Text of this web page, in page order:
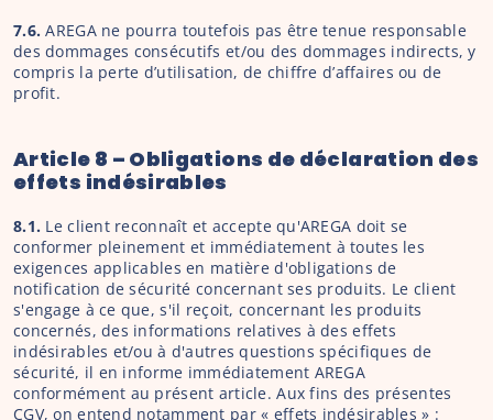
7.6. AREGA ne pourra toutefois pas être tenue responsable
des dommages consécutifs et/ou des dommages indirects, y
compris la perte d’utilisation, de chiffre d’affaires ou de
profit.
Article 8 – Obligations de déclaration des
effets indésirables
8.1. Le client reconnaît et accepte qu'AREGA doit se
conformer pleinement et immédiatement à toutes les
exigences applicables en matière d'obligations de
notification de sécurité concernant ses produits. Le client
s'engage à ce que, s'il reçoit, concernant les produits
concernés, des informations relatives à des effets
indésirables et/ou à d'autres questions spécifiques de
sécurité, il en informe immédiatement AREGA
conformément au présent article. Aux fins des présentes
CGV, on entend notamment par « effets indésirables » :